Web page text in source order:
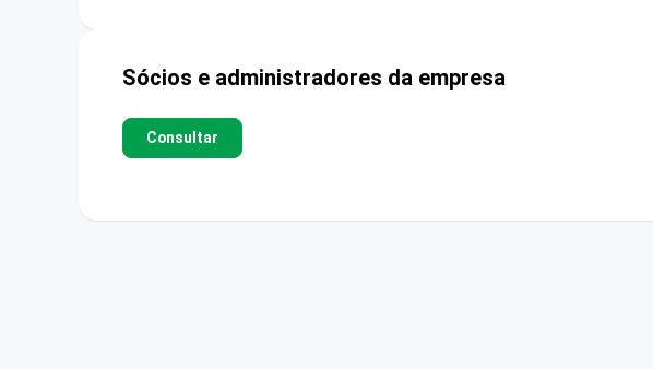
Sócios e administradores da empresa
Consultar